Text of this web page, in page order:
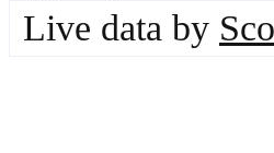
Live data by